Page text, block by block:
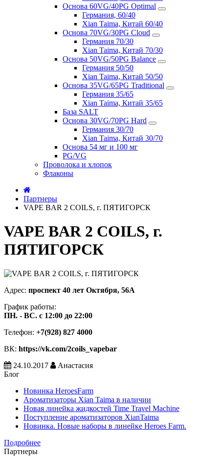
Основа 60VG/40PG Optimal
Германия, 60/40
Xian Taima, Китай 60/40
Основа 70VG/30PG Cloud
Германия 70/30
Xian Taima, Китай 70/30
Основа 50VG/50PG Balance
Германия 50/50
Xian Taima, Китай 50/50
Основа 35VG/65PG Traditional
Германия 35/65
Xian Taima, Китай 35/65
База SALT
Основа 30VG/70PG Hard
Германия 30/70
Xian Taima, Китай 30/70
Основа 54 мг и 100 мг
PG/VG
Проволока и хлопок
Флаконы
Партнеры
VAPE BAR 2 COILS, г. ПЯТИГОРСК
VAPE BAR 2 COILS, г.
ПЯТИГОРСК
Адрес: проспект 40 лет Октября, 56А
График работы:
ПН. - ВС. с 12:00 до 22:00
Телефон: +7(928) 827 4000
ВК: https://vk.com/2coils_vapebar
24.10.2017
Анастасия
Блог
Новинка HeroesFarm
Ароматизаторы Xian Taima в наличии
Новая линейка жидкостей Time Travel Machine
Поступление ароматизаторов XianTaima
Новинка. Новые наборы в линейке Heroes Farm.
Подробнее
Партнеры